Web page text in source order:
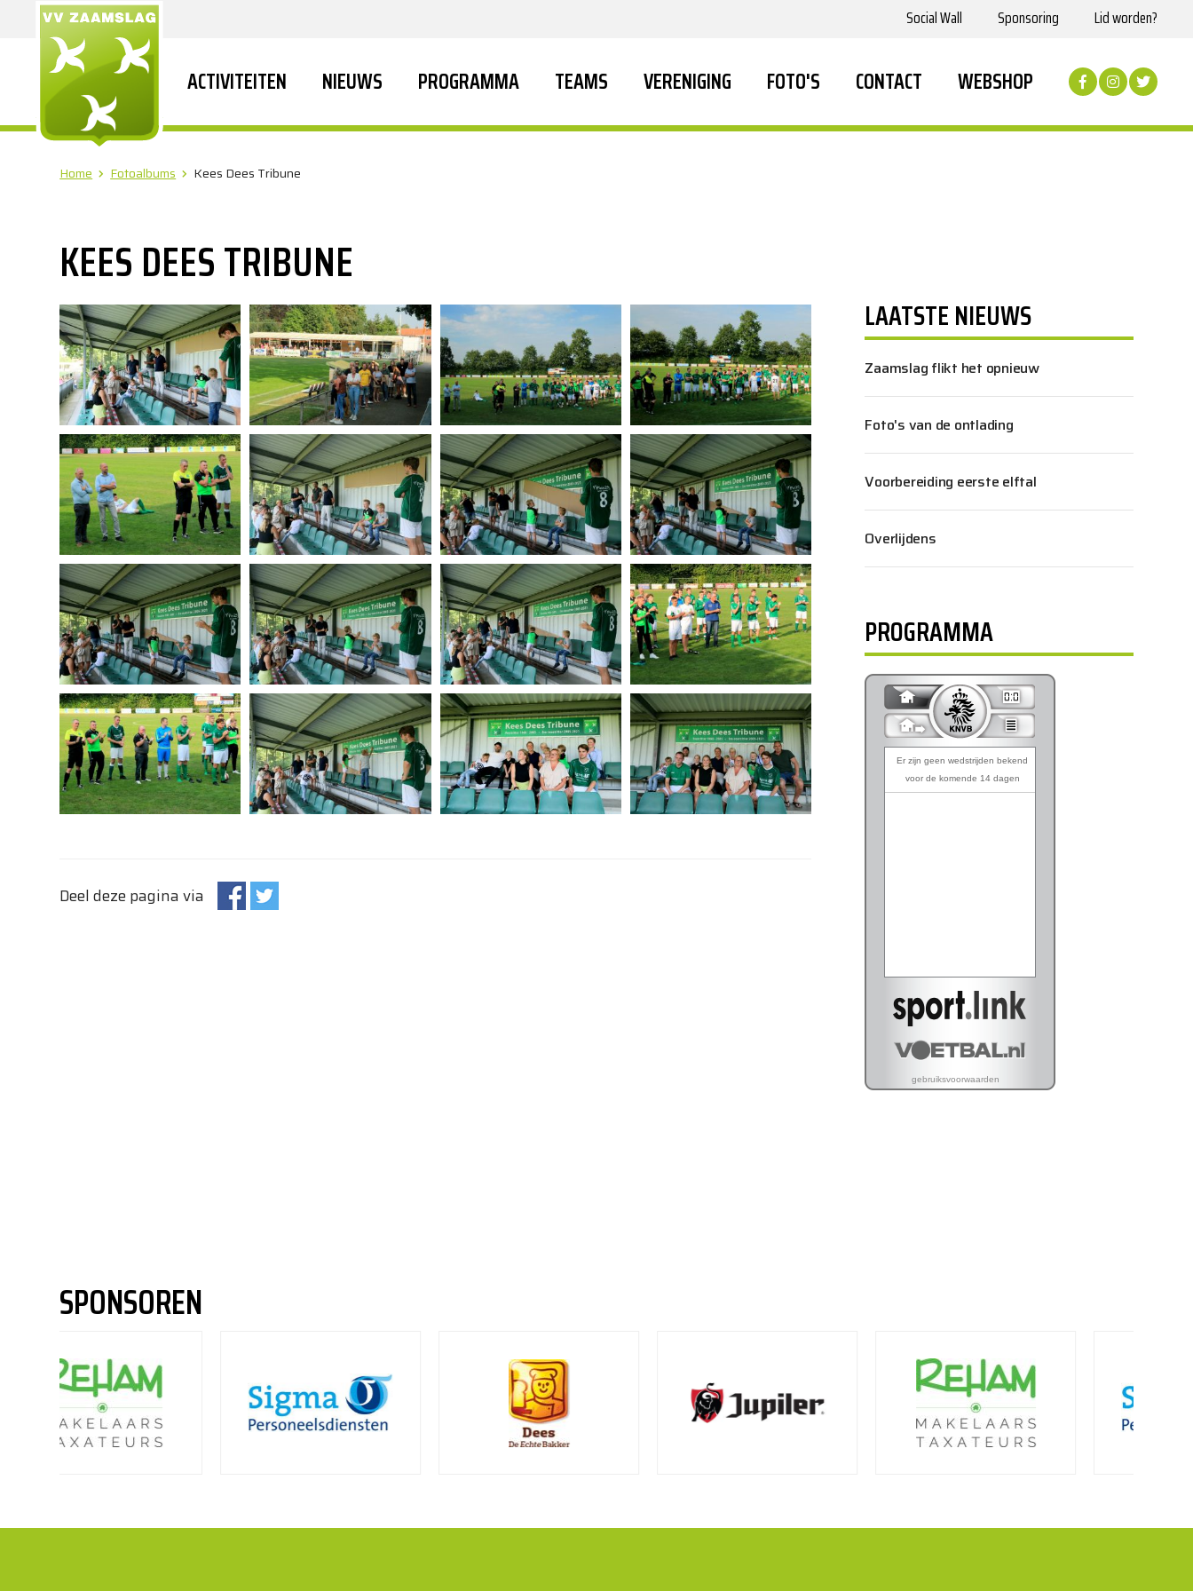
Social Wall Sponsoring Lid worden?
ACTIVITEITEN NIEUWS PROGRAMMA TEAMS VERENIGING FOTO'S CONTACT WEBSHOP
Home Fotoalbums Kees Dees Tribune
KEES DEES TRIBUNE
Deel deze pagina via
LAATSTE NIEUWS
Zaamslag flikt het opnieuw
Foto's van de ontlading
Voorbereiding eerste elftal
Overlijdens
PROGRAMMA
SPONSOREN